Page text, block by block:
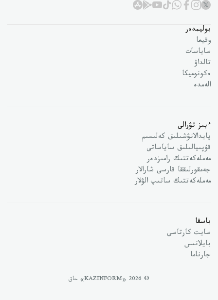
بوليمدەر
وقيعا
ساياسات
تالداۋ
ەكونوميكا
الەمدە
ءبىز تۋرالى
پايدالانۋشىلىق كەلىسىم
قۇپىيالىلىق ساياساتى
مەملەكەتتىك رامىزدەر
جەمقورلىققا قارسى شارالار
مەملەكەتتىك ساتىپ الۋلار
باسقا
سايت كارتاسى
بايلانىس
جارناما
© 2026 «KAZINFORM» حاق